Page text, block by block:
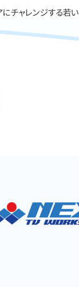
チャレンジする若